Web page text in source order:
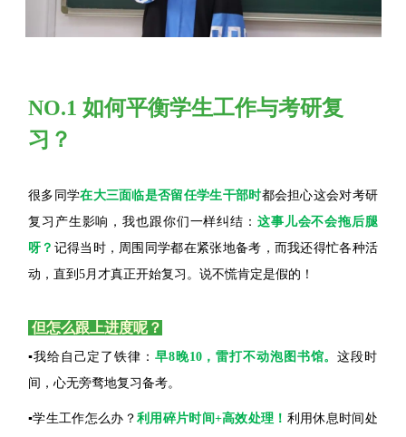
NO.1 如何平衡学生工作与考研复
习？
很多同学在大三面临是否留任学生干部时都会担心这会对考研
复习产生影响，我也跟你们一样纠结： 这事儿会不会拖后腿
呀？ 记得当时，周围同学都在紧张地备考，而我还得忙各种活
动，直到5月才真正开始复习。说不慌肯定是假的！
但怎么跟上进度呢？
▪️我给自己定了铁律： 早8晚10，雷打不动泡图书馆。这段时
间，心无旁骛地复习备考。
▪️学生工作怎么办？ 利用碎片时间+高效处理！ 利用休息时间处